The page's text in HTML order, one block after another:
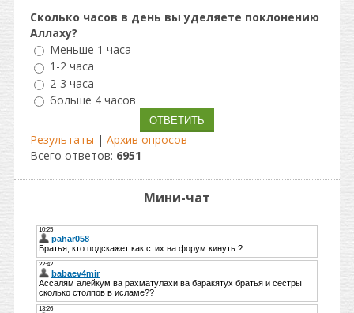
Сколько часов в день вы уделяете поклонению
Аллаху?
Меньше 1 часа
1-2 часа
2-3 часа
больше 4 часов
Результаты | Архив опросов
Всего ответов: 6951
Мини-чат